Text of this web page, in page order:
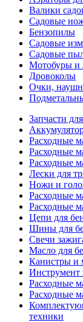
Валики
Садовые
Бензопилы
Садовые
Садовые
Мотобуры и
Дровоколы
Очки,
Запчасти
Расходные
Расходные
Расходные
Лески для
Ножи и
Расходные
Расходные
Цепи для
Шины для
Свечи
Масло для
Канистры и
Инструмент
Расходные
Расходные
техники